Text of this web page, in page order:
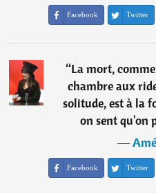
Facebook Twitter
“La mort,
chambre aux
solitude, est à la
on sent qu'on
―
Facebook Twitter